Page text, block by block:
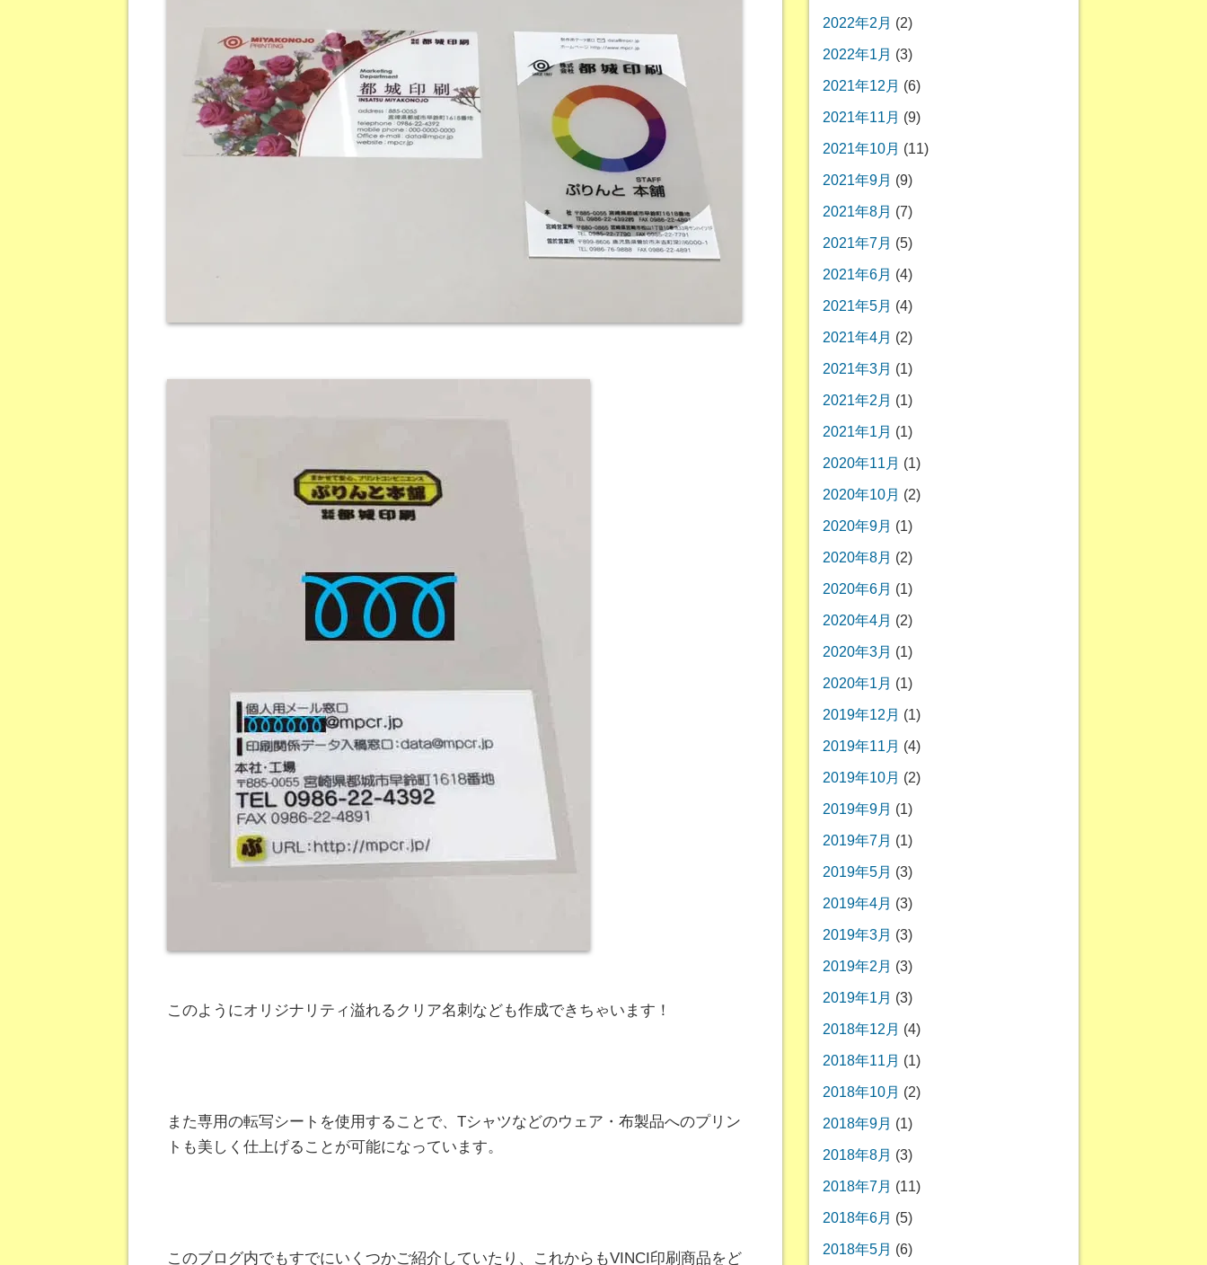
このようにオリジナリティ溢れるクリア名刺なども作成できちゃいます！
また専用の転写シートを使用することで、Tシャツなどのウェア・布製品へのプリン
トも美しく仕上げることが可能になっています。
このブログ内でもすでにいくつかご紹介していたり、これからもVINCI印刷商品をど
2022年2月 (2)
2022年1月 (3)
2021年12月 (6)
2021年11月 (9)
2021年10月 (11)
2021年9月 (9)
2021年8月 (7)
2021年7月 (5)
2021年6月 (4)
2021年5月 (4)
2021年4月 (2)
2021年3月 (1)
2021年2月 (1)
2021年1月 (1)
2020年11月 (1)
2020年10月 (2)
2020年9月 (1)
2020年8月 (2)
2020年6月 (1)
2020年4月 (2)
2020年3月 (1)
2020年1月 (1)
2019年12月 (1)
2019年11月 (4)
2019年10月 (2)
2019年9月 (1)
2019年7月 (1)
2019年5月 (3)
2019年4月 (3)
2019年3月 (3)
2019年2月 (3)
2019年1月 (3)
2018年12月 (4)
2018年11月 (1)
2018年10月 (2)
2018年9月 (1)
2018年8月 (3)
2018年7月 (11)
2018年6月 (5)
2018年5月 (6)